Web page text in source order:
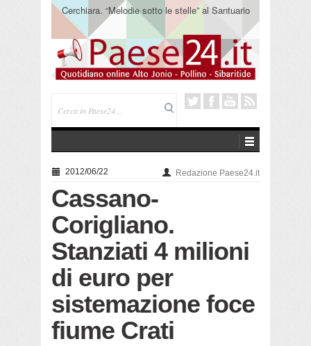
Cerchiara. “Melodie sotto le stelle” al Santuario
Madonna delle Armi
2012/06/22 Redazione Paese24.it
Cassano-
Corigliano.
Stanziati 4 milioni
di euro per
sistemazione foce
fiume Crati